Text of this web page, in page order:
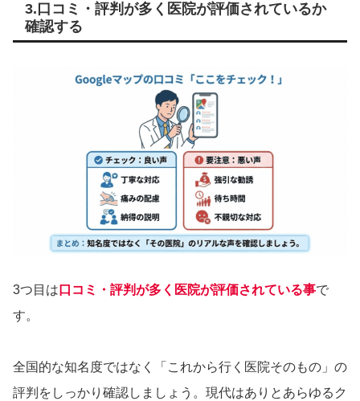
3.口コミ・評判が多く医院が評価されているか
確認する
3つ目は 口コミ・評判が多く医院が評価されている事で
す。
全国的な知名度ではなく「これから行く医院そのもの」の
評判をしっかり確認しましょう。現代はありとあらゆるク